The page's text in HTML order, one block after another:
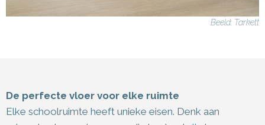
Beeld: Tarkett
De perfecte vloer voor elke ruimte
Elke schoolruimte heeft unieke eisen. Denk aan